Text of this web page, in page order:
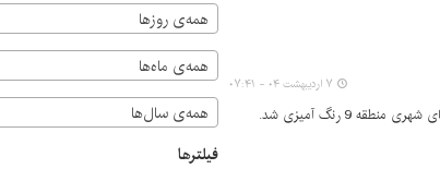
۷ اردیبهشت ۰۴ - ۰۷:۴۱
همه‌ی روزها
همه‌ی ماه‌ها
همه‌ی سال‌ها
فیلترها